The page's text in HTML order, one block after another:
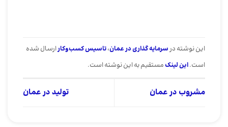
این نوشته درسرمایه گذاری در عمان،تاسیس کسب‌و‌کارارسال شده
است.این لینکمستقیم به این نوشته است.
مشروب در عمان تولید در عمان